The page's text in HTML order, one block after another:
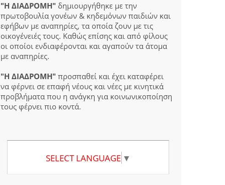
"Η ΔΙΑΔΡΟΜΗ" δημιουργήθηκε με την
πρωτοβουλία γονέων & κηδεμόνων παιδιών και
εφήβων με αναπηρίες, τα οποία ζουν με τις
οικογένειές τους. Καθώς επίσης και από φίλους
οι οποίοι ενδιαφέρονται και αγαπούν τα άτομα
με αναπηρίες.
"Η ΔΙΑΔΡΟΜΗ" προσπαθεί και έχει καταφέρει
να φέρνει σε επαφή νέους και νέες με κινητικά
προβλήματα που η ανάγκη για κοινωνικοποίηση
τους φέρνει πιο κοντά.
SELECT LANGUAGE ▼